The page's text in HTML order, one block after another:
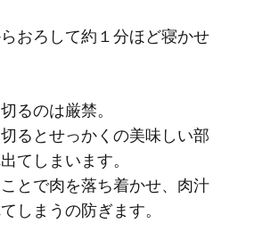
おろして約１分ほど寝かせ
るのは厳禁。
るとせっかくの美味しい部
てしまいます。
とで肉を落ち着かせ、肉汁
しまうの防ぎます。